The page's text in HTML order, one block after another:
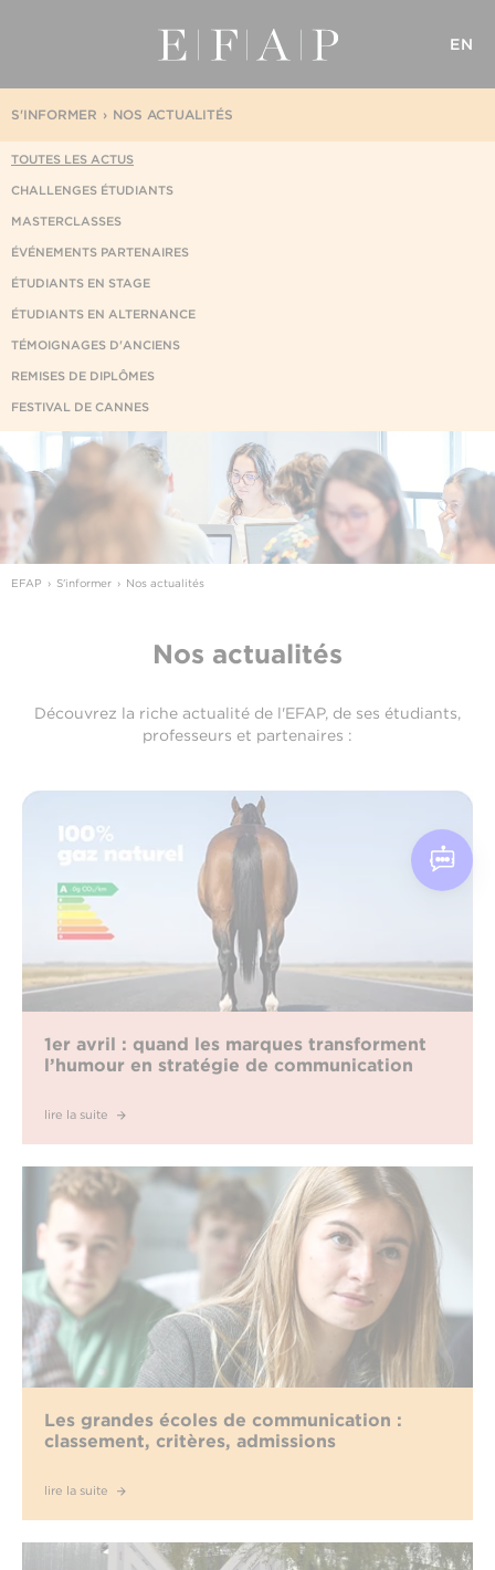
EN
NOS ACTUALITÉS
S'INFORMER
TOUTES LES ACTUS
CHALLENGES ÉTUDIANTS
MASTERCLASSES
ÉVÉNEMENTS PARTENAIRES
ÉTUDIANTS EN STAGE
ÉTUDIANTS EN ALTERNANCE
TÉMOIGNAGES D'ANCIENS
REMISES DE DIPLÔMES
FESTIVAL DE CANNES
EFAP S'informer Nos actualités
Nos actualités
Découvrez la riche actualité de l'EFAP, de ses étudiants,
professeurs et partenaires :
1er avril : quand les marques transforment
l’humour en stratégie de communication
lire la suite
Les grandes écoles de communication :
classement, critères, admissions
lire la suite